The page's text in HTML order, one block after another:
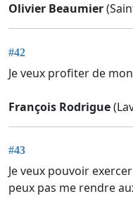
Olivier Beaumier
#42
Je veux profiter de
François Rodrigue
#43
Je veux pouvoir
peux pas me rendre